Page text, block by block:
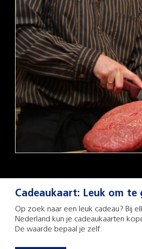
Cadeaukaart: Leuk om te
Op zoek naar een leuk cadeau? Bij
Nederland kun je cadeaukaarten
De waarde bepaal je zelf.